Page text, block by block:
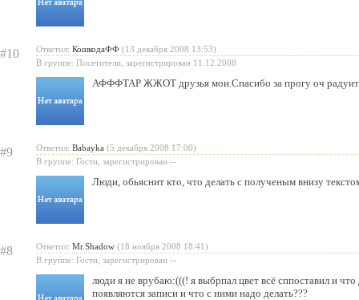
#10 Ответил: КошкодаФФ (13 декабря 2008 13:53)
В группе: Посетители, зарегистрирован 11.12.2008
АФФФТАР ЖЖОТ друзья мои.Спасибо за прогу оч радуит
#9 Ответил: Babayka (5 декабря 2008 17:00)
В группе: Гости, зарегистрирован --
Люди, обьяснит кто, что делать с полученым внизу
#8 Ответил: Mr.Shadow (18 ноября 2008 18:41)
В группе: Гости, зарегистрирован --
люди я не врубаю:(((! я выбрпал цвет всё сппоставил и
появляются записи и что с ними надо делать???